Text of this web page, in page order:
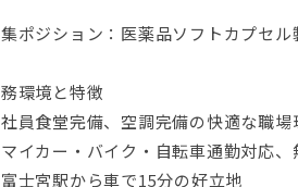
ポジション：医薬品ソフトカプセル
環境と特徴
員食堂完備、空調完備の快適な職場
イカー・バイク・自転車通勤対応、
士宮駅から車で15分の好立地